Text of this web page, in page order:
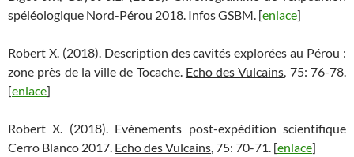
spéléologique Nord-Pérou 2018. Infos GSBM. [enlace]
Robert X. (2018). Description des cavités explorées au Pérou :
zone près de la ville de Tocache. Echo des Vulcains, 75: 76-78.
[enlace]
Robert X. (2018). Evènements post-expédition scientifique
Cerro Blanco 2017. Echo des Vulcains, 75: 70-71. [enlace]